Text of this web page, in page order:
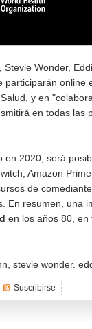
Stevie Wonder,
participarán online
y en
en todas las
en 2020, será
Amazon
de
En resumen, una
en los años 80, en
stevie wonder.
Suscribirse